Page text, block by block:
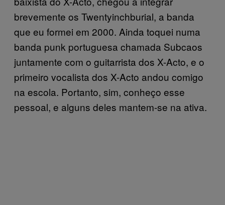
brevemente os Twentyinchburial, a banda
que eu formei em 2000. Ainda toquei numa
banda punk portuguesa chamada Subcaos
juntamente com o guitarrista dos X-Acto, e o
primeiro vocalista dos X-Acto andou comigo
na escola. Portanto, sim, conheço esse
pessoal, e alguns deles mantem-se na ativa.